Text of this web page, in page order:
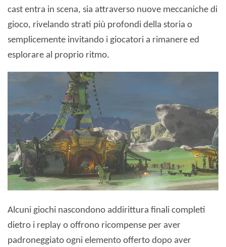
cast entra in scena, sia attraverso nuove meccaniche di
gioco, rivelando strati più profondi della storia o
semplicemente invitando i giocatori a rimanere ed
esplorare al proprio ritmo.
Alcuni giochi nascondono addirittura finali completi
dietro i replay o offrono ricompense per aver
padroneggiato ogni elemento offerto dopo aver